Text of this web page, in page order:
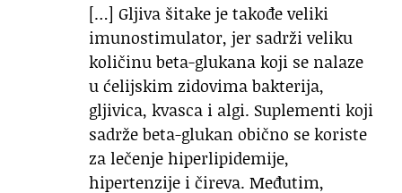
[…] Gljiva šitake je takođe veliki
imunostimulator, jer sadrži veliku
količinu beta-glukana koji se nalaze
u ćelijskim zidovima bakterija,
gljivica, kvasca i algi. Suplementi koji
sadrže beta-glukan obično se koriste
za lečenje hiperlipidemije,
hipertenzije i čireva. Međutim,